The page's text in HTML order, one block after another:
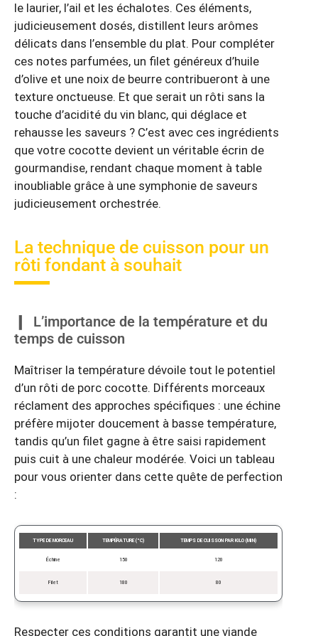
le laurier, l’ail et les échalotes. Ces éléments,
judicieusement dosés, distillent leurs arômes
délicats dans l’ensemble du plat. Pour compléter
ces notes parfumées, un filet généreux d’huile
d’olive et une noix de beurre contribueront à une
texture onctueuse. Et que serait un rôti sans la
touche d’acidité du vin blanc, qui déglace et
rehausse les saveurs ? C’est avec ces ingrédients
que votre cocotte devient un véritable écrin de
gourmandise, rendant chaque moment à table
inoubliable grâce à une symphonie de saveurs
judicieusement orchestrée.
La technique de cuisson pour un
rôti fondant à souhait
L’importance de la température et du
temps de cuisson
Maîtriser la température dévoile tout le potentiel
d’un rôti de porc cocotte. Différents morceaux
réclament des approches spécifiques : une échine
préfère mijoter doucement à basse température,
tandis qu’un filet gagne à être saisi rapidement
puis cuit à une chaleur modérée. Voici un tableau
pour vous orienter dans cette quête de perfection
:
TYPE DE MORCEAU TEMPÉRATURE (°C) TEMPS DE CUISSON PAR KILO (MIN)
Échine 150 120
Filet 180 80
Respecter ces conditions garantit une viande